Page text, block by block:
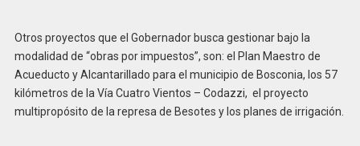
Otros proyectos que el Gobernador busca gestionar bajo la
modalidad de “obras por impuestos”, son: el Plan Maestro de
Acueducto y Alcantarillado para el municipio de Bosconia, los 57
kilómetros de la Vía Cuatro Vientos – Codazzi, el proyecto
multipropósito de la represa de Besotes y los planes de irrigación.